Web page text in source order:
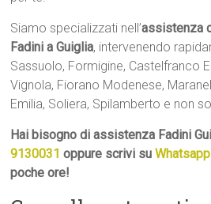
Siamo specializzati nell’assistenza
Fadini a Guiglia, intervenendo
Sassuolo, Formigine, Castelfranco
Vignola, Fiorano Modenese,
Emilia, Soliera, Spilamberto e non
Hai bisogno di assistenza Fadini
9130031 oppure scrivi suWhatsapp
poche ore!